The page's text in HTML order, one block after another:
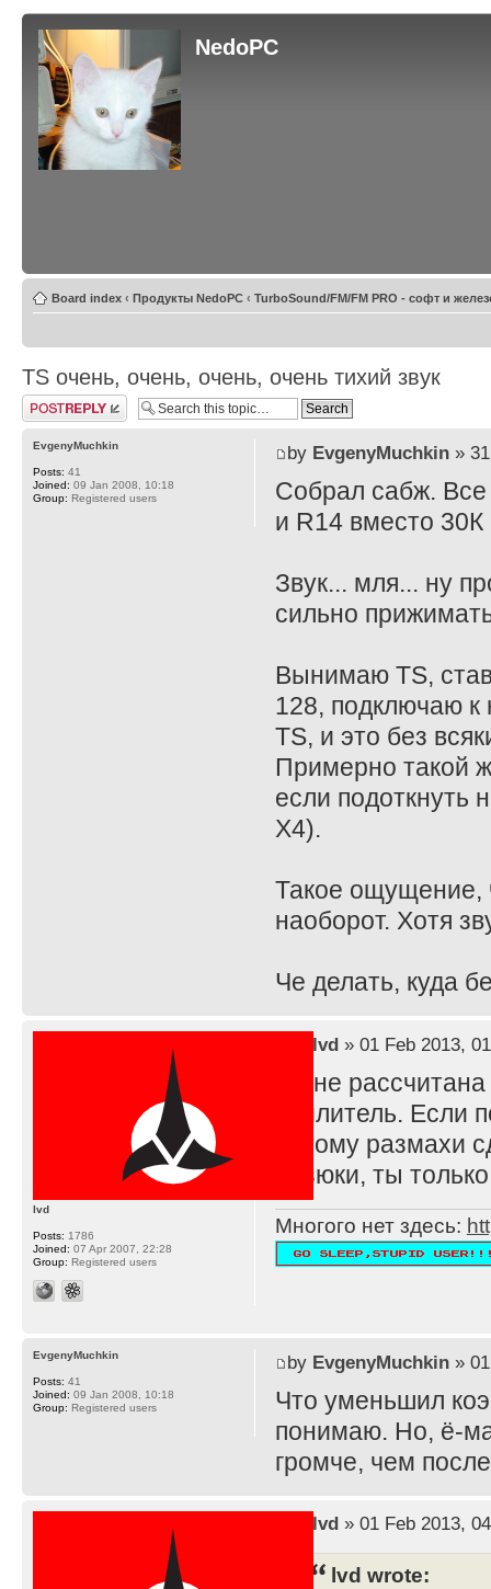
NedoPC
Board index ‹ Продукты NedoPC ‹ TurboSound/FM/FM PRO - софт и
TS очень, очень, очень, очень тихий звук
Post a reply
by EvgenyMuchkin» 31
Собрал сабж.
и R14 вместо 30К
Звук... мля... ну
сильно
Вынимаю TS,
128, подключаю к
TS, и это без
Примерно такой
если подоткнуть
X4).
Такое ощущение,
наоборот. Хотя
Че делать, куда
EvgenyMuchkin
Posts: 41
Joined: 09 Jan 2008, 10:18
Group: Registered users
lvd» 01 Feb 2013,
TS не
усилитель. Если
потому размахи
резюки, ты
Многого нет здесь:
lvd
Posts: 1786
Joined: 07 Apr 2007, 22:28
Group: Registered users
by EvgenyMuchkin» 01
Что уменьшил
понимаю. Но, ё-
громче, чем
EvgenyMuchkin
Posts: 41
Joined: 09 Jan 2008, 10:18
Group: Registered users
lvd» 01 Feb 2013,
lvd wrote: